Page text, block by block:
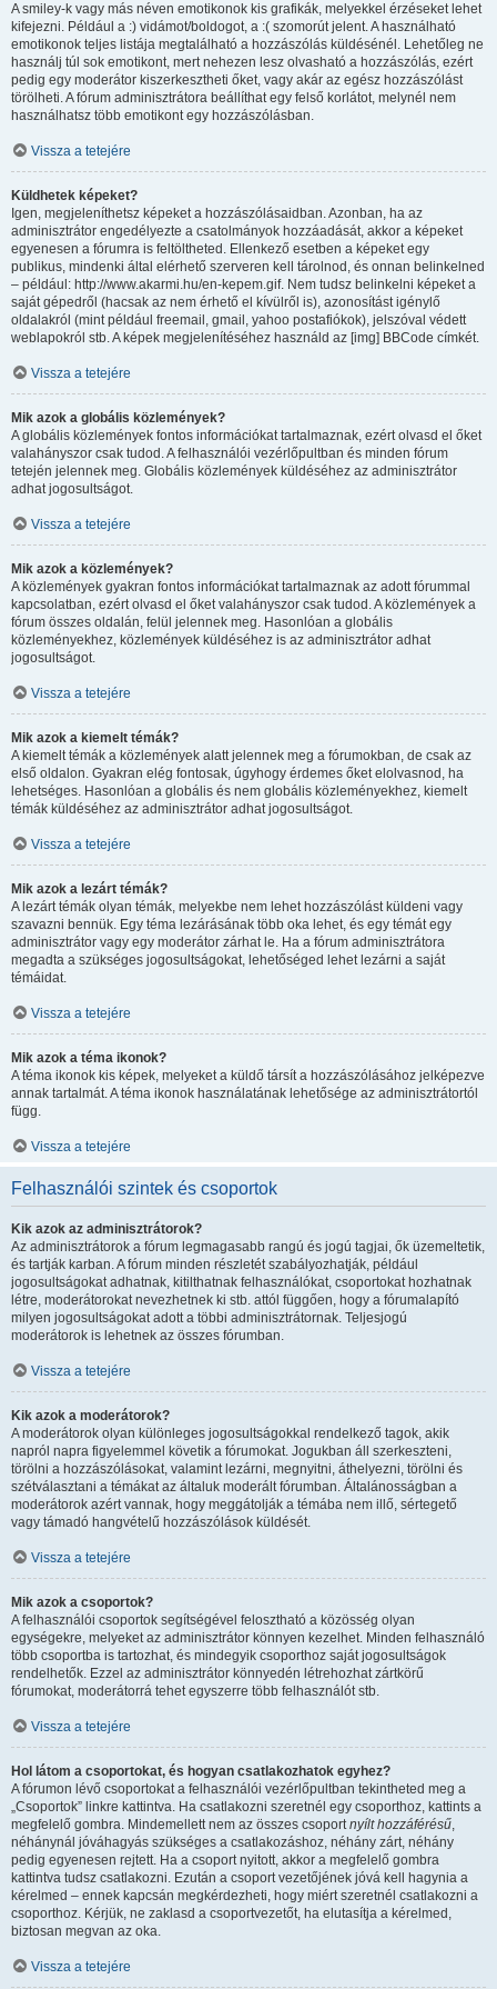
A smiley-k vagy más néven emotikonok kis grafikák, melyekkel érzéseket lehet
kifejezni. Például a :) vidámot/boldogot, a :( szomorút jelent. A használható
emotikonok teljes listája megtalálható a hozzászólás küldésénél. Lehetőleg ne
használj túl sok emotikont, mert nehezen lesz olvasható a hozzászólás, ezért
pedig egy moderátor kiszerkesztheti őket, vagy akár az egész hozzászólást
törölheti. A fórum adminisztrátora beállíthat egy felső korlátot, melynél nem
használhatsz több emotikont egy hozzászólásban.
Vissza a tetejére
Küldhetek képeket?
Igen, megjeleníthetsz képeket a hozzászólásaidban. Azonban, ha az
adminisztrátor engedélyezte a csatolmányok hozzáadását, akkor a képeket
egyenesen a fórumra is feltöltheted. Ellenkező esetben a képeket egy
publikus, mindenki által elérhető szerveren kell tárolnod, és onnan belinkelned
– például: http://www.akarmi.hu/en-kepem.gif. Nem tudsz belinkelni képeket a
saját gépedről (hacsak az nem érhető el kívülről is), azonosítást igénylő
oldalakról (mint például freemail, gmail, yahoo postafiókok), jelszóval védett
weblapokról stb. A képek megjelenítéséhez használd az [img] BBCode címkét.
Vissza a tetejére
Mik azok a globális közlemények?
A globális közlemények fontos információkat tartalmaznak, ezért olvasd el őket
valahányszor csak tudod. A felhasználói vezérlőpultban és minden fórum
tetején jelennek meg. Globális közlemények küldéséhez az adminisztrátor
adhat jogosultságot.
Vissza a tetejére
Mik azok a közlemények?
A közlemények gyakran fontos információkat tartalmaznak az adott fórummal
kapcsolatban, ezért olvasd el őket valahányszor csak tudod. A közlemények a
fórum összes oldalán, felül jelennek meg. Hasonlóan a globális
közleményekhez, közlemények küldéséhez is az adminisztrátor adhat
jogosultságot.
Vissza a tetejére
Mik azok a kiemelt témák?
A kiemelt témák a közlemények alatt jelennek meg a fórumokban, de csak az
első oldalon. Gyakran elég fontosak, úgyhogy érdemes őket elolvasnod, ha
lehetséges. Hasonlóan a globális és nem globális közleményekhez, kiemelt
témák küldéséhez az adminisztrátor adhat jogosultságot.
Vissza a tetejére
Mik azok a lezárt témák?
A lezárt témák olyan témák, melyekbe nem lehet hozzászólást küldeni vagy
szavazni bennük. Egy téma lezárásának több oka lehet, és egy témát egy
adminisztrátor vagy egy moderátor zárhat le. Ha a fórum adminisztrátora
megadta a szükséges jogosultságokat, lehetőséged lehet lezárni a saját
témáidat.
Vissza a tetejére
Mik azok a téma ikonok?
A téma ikonok kis képek, melyeket a küldő társít a hozzászólásához jelképezve
annak tartalmát. A téma ikonok használatának lehetősége az adminisztrátortól
függ.
Vissza a tetejére
Felhasználói szintek és csoportok
Kik azok az adminisztrátorok?
Az adminisztrátorok a fórum legmagasabb rangú és jogú tagjai, ők üzemeltetik,
és tartják karban. A fórum minden részletét szabályozhatják, például
jogosultságokat adhatnak, kitilthatnak felhasználókat, csoportokat hozhatnak
létre, moderátorokat nevezhetnek ki stb. attól függően, hogy a fórumalapító
milyen jogosultságokat adott a többi adminisztrátornak. Teljesjogú
moderátorok is lehetnek az összes fórumban.
Vissza a tetejére
Kik azok a moderátorok?
A moderátorok olyan különleges jogosultságokkal rendelkező tagok, akik
napról napra figyelemmel követik a fórumokat. Jogukban áll szerkeszteni,
törölni a hozzászólásokat, valamint lezárni, megnyitni, áthelyezni, törölni és
szétválasztani a témákat az általuk moderált fórumban. Általánosságban a
moderátorok azért vannak, hogy meggátolják a témába nem illő, sértegető
vagy támadó hangvételű hozzászólások küldését.
Vissza a tetejére
Mik azok a csoportok?
A felhasználói csoportok segítségével felosztható a közösség olyan
egységekre, melyeket az adminisztrátor könnyen kezelhet. Minden felhasználó
több csoportba is tartozhat, és mindegyik csoporthoz saját jogosultságok
rendelhetők. Ezzel az adminisztrátor könnyedén létrehozhat zártkörű
fórumokat, moderátorrá tehet egyszerre több felhasználót stb.
Vissza a tetejére
Hol látom a csoportokat, és hogyan csatlakozhatok egyhez?
A fórumon lévő csoportokat a felhasználói vezérlőpultban tekintheted meg a
„Csoportok” linkre kattintva. Ha csatlakozni szeretnél egy csoporthoz, kattints a
megfelelő gombra. Mindemellett nem az összes csoportnyílt hozzáférésű,
néhánynál jóváhagyás szükséges a csatlakozáshoz, néhány zárt, néhány
pedig egyenesen rejtett. Ha a csoport nyitott, akkor a megfelelő gombra
kattintva tudsz csatlakozni. Ezután a csoport vezetőjének jóvá kell hagynia a
kérelmed – ennek kapcsán megkérdezheti, hogy miért szeretnél csatlakozni a
csoporthoz. Kérjük, ne zaklasd a csoportvezetőt, ha elutasítja a kérelmed,
biztosan megvan az oka.
Vissza a tetejére